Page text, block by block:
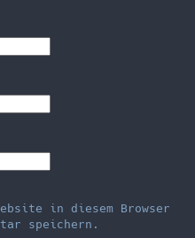
in diesem Browser
speichern.